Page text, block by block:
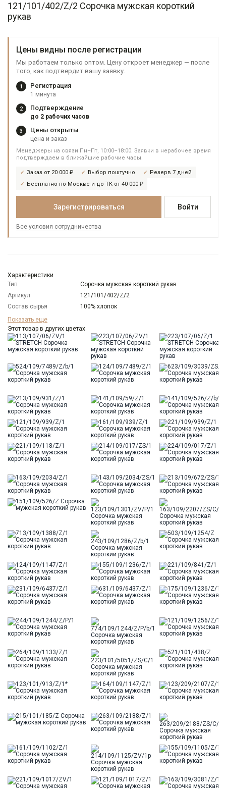
121/101/402/Z/2 Сорочка мужская короткий
рукав
Цены видны после регистрации
Мы работаем только оптом. Цену откроет менеджер — после
того, как подтвердит вашу заявку.
1 Регистрация
1 минута
2 Подтверждение
до 2 рабочих часов
3 Цены открыты
цена и заказ
Менеджеры на связи Пн–Пт, 10:00–18:00. Заявки в нерабочее время
подтверждаем в ближайшие рабочие часы.
Заказ от 20 000 ₽ Выбор поштучно
Резерв 7 дней
Бесплатно по Москве и до ТК от 40 000 ₽
Зарегистрироваться Войти
Все условия сотрудничества
Характеристики
Тип
Сорочка мужская короткий рукав
Артикул
121/101/402/Z/2
Состав сырья
100% хлопок
Бренд
Модель
Зауженная
Цвет
Голубой
Отделка
Сорочки: внутренняя стойка воротника из
ткани компаньона
Ворот
Французский маленький
Карман
стандартный, слева, накладной
Показать еще
Этот товар в других цветах